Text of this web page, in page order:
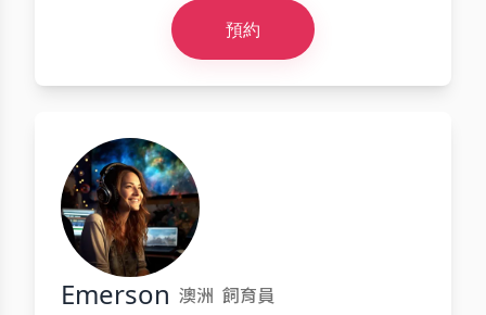
預約
Emerson 澳洲 飼育員